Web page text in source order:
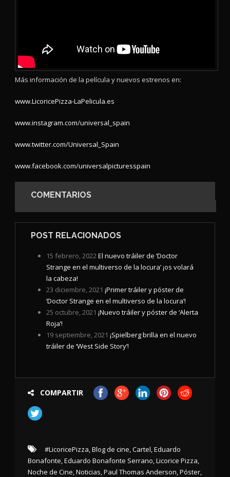
Más información de la película y nuevos estrenos en:
www.LicoricePizza-LaPelicula.es
www.instagram.com/universal_spain
www.twitter.com/Universal_Spain
www.facebook.com/universalpicturesspain
COMENTARIOS
POST RELACIONADOS
15 febrero, 2022El nuevo tráiler de ‘Doctor
Strange en el multiverso de la locura’ ¡os volará
la cabeza!
23 diciembre, 2021 ¡Primer tráiler y póster de
‘Doctor Strange en el multiverso de la locura’!
25 octubre, 2021 ¡Nuevo tráiler y póster de ‘Alerta
Roja’!
19 septiembre, 2021 ¡Spielberg brilla en el nuevo
tráiler de ‘West Side Story’!
COMPARTIR
#LicoricePizza,Blog de cine,Cartel,Eduardo
Bonafonte,Eduardo Bonafonte Serrano,Licorice Pizza,
Noche de Cine,Noticias,Paul Thomas Anderson,Póster,